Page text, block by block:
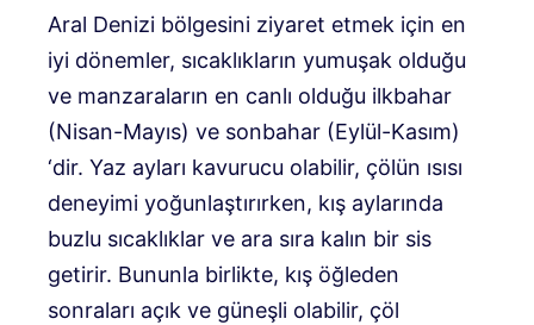
Aral Denizi bölgesini ziyaret etmek için en
iyi dönemler, sıcaklıkların yumuşak olduğu
ve manzaraların en canlı olduğu ilkbahar
(Nisan-Mayıs) ve sonbahar (Eylül-Kasım)
‘dir. Yaz ayları kavurucu olabilir, çölün ısısı
deneyimi yoğunlaştırırken, kış aylarında
buzlu sıcaklıklar ve ara sıra kalın bir sis
getirir. Bununla birlikte, kış öğleden
sonraları açık ve güneşli olabilir, çöl